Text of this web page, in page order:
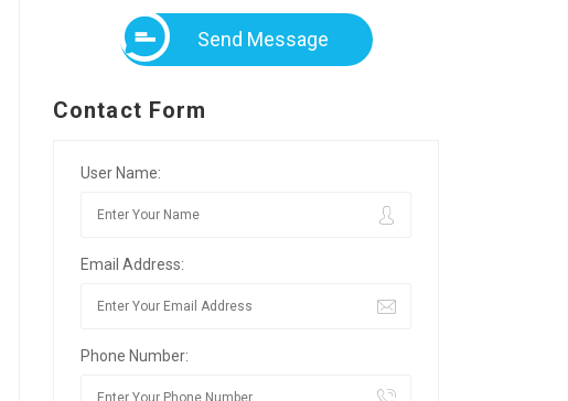
Send Message
Contact Form
User Name:
Email Address:
Phone Number: